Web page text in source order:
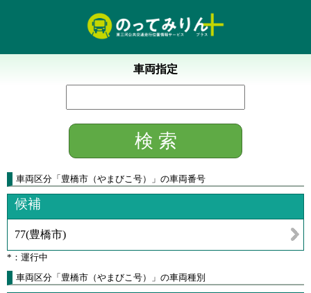
車両指定
車両区分 「 豊橋市（やまびこ号） 」 の車両番号
候補
77(豊橋市)
*：運行中
車両区分「豊橋市（やまびこ号）」の車両種別